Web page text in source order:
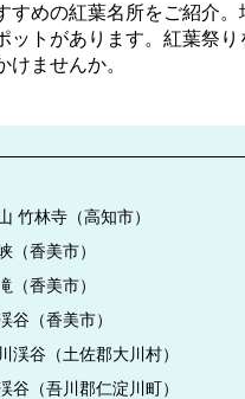
すめの紅葉名所をご紹介
ットがあります。紅葉祭
けませんか。
竹林寺（高知市）
（香美市）
（香美市）
谷（香美市）
渓谷（土佐郡大川村）
谷（吾川郡仁淀川町）